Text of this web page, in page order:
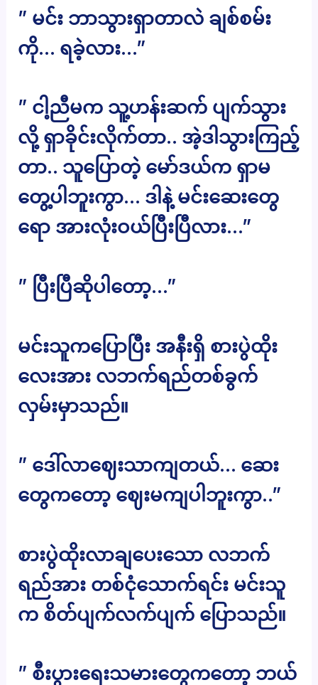
” မင်း ဘာသွားရှာတာလဲ ချစ်စမ်း
ကို… ရခဲ့လား…”
” ငါ့ညီမက သူ့ဟန်းဆက် ပျက်သွား
လို့ ရှာခိုင်းလိုက်တာ.. အဲ့ဒါသွားကြည့်
တာ.. သူပြောတဲ့ မော်ဒယ်က ရှာမ
တွေ့ပါဘူးကွာ… ဒါနဲ့ မင်းဆေးတွေ
ရော အားလုံးဝယ်ပြီးပြီလား…”
” ပြီးပြီဆိုပါတော့…”
မင်းသူကပြောပြီး အနီးရှိ စားပွဲထိုး
လေးအား လဘက်ရည်တစ်ခွက်
လှမ်းမှာသည်။
” ဒေါ်လာဈေးသာကျတယ်… ဆေး
တွေကတော့ ဈေးမကျပါဘူးကွာ..”
စားပွဲထိုးလာချပေးသော လဘက်
ရည်အား တစ်ငုံသောက်ရင်း မင်းသူ
က စိတ်ပျက်လက်ပျက် ပြောသည်။
” စီးပွားရေးသမားတွေကတော့ ဘယ်